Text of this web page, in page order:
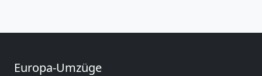
Europa-Umzüge